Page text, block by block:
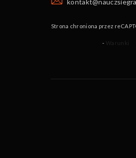
Strona chroniona przez
- Warunki